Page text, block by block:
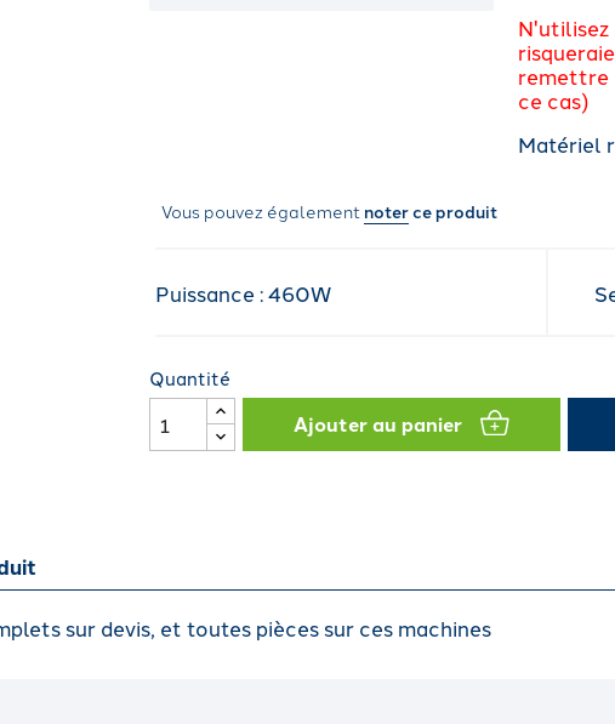
N'utilisez
remettre
ce cas)
Matériel
Vous pouvez également noterce produit
Puissance : 460W
Quantité
Ajouter au panier
sur devis, et toutes pièces sur ces machines